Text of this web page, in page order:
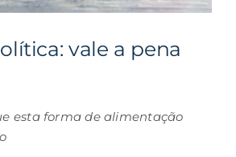
vale a pena
esta forma de alimentação